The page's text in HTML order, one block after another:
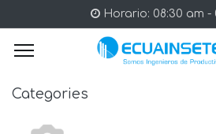
Horario: 08:30 am -
Categories